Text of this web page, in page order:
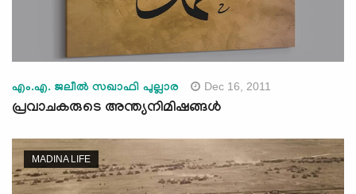
എം.എ. ജലീല്‍ സഖാഫി പുല്ലാര Dec 16, 2011
പ്രവാചകരുടെ അന്ത്യനിമിഷങ്ങള്‍
MADINA LIFE